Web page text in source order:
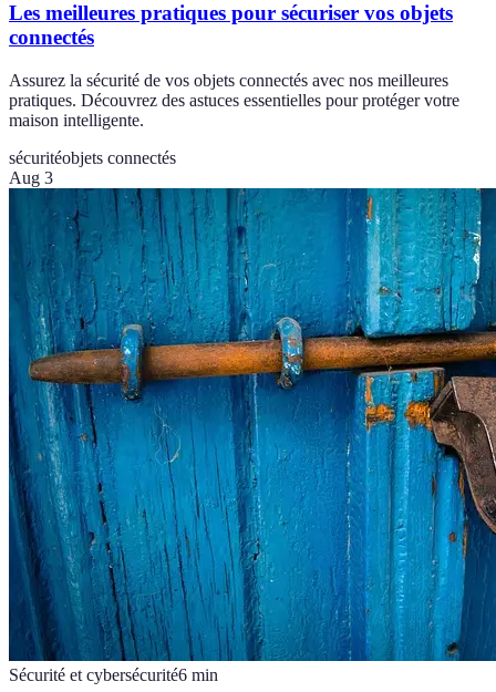
Les meilleures pratiques pour sécuriser vos objets
connectés
Assurez la sécurité de vos objets connectés avec nos meilleures
pratiques. Découvrez des astuces essentielles pour protéger votre
maison intelligente.
sécuritéobjets connectés
Aug 3
Sécurité et cybersécurité6 min